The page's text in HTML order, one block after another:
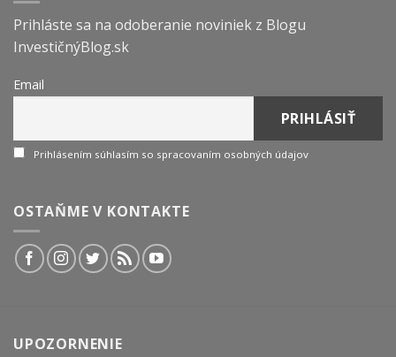
Prihláste sa na odoberanie noviniek z Blogu
InvestičnýBlog.sk
Email
Prihlásením súhlasím so spracovaním osobných údajov
OSTAŇME V KONTAKTE
UPOZORNENIE